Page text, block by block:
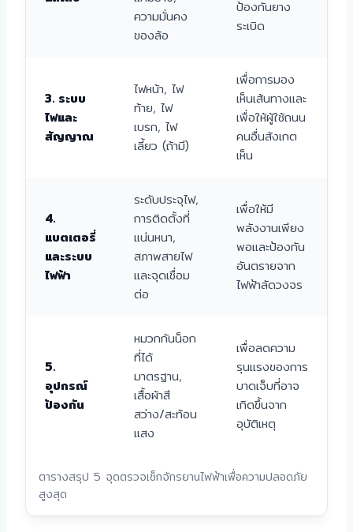
ตารางสรุป 5 จุดตรวจเช็กจักรยานไฟฟ้าเพื่อความปลอดภัย
สูงสุด
ความมั่นคง
ของล้อ
ป้องกันยาง
ระเบิด
3. ระบบ
ไฟและ
สัญญาณ
ไฟหน้า, ไฟ
ท้าย, ไฟ
เบรก, ไฟ
เลี้ยว (ถ้ามี)
เพื่อการมอง
เห็นเส้นทางและ
เพื่อให้ผู้ใช้ถนน
คนอื่นสังเกต
เห็น
4.
แบตเตอรี่
และระบบ
ไฟฟ้า
ระดับประจุไฟ,
การติดตั้งที่
แน่นหนา,
สภาพสายไฟ
และจุดเชื่อม
ต่อ
เพื่อให้มี
พลังงานเพียง
พอและป้องกัน
อันตรายจาก
ไฟฟ้าลัดวงจร
5.
อุปกรณ์
ป้องกัน
หมวกกันน็อก
ที่ได้
มาตรฐาน,
เสื้อผ้าสี
สว่าง/สะท้อน
แสง
เพื่อลดความ
รุนแรงของการ
บาดเจ็บที่อาจ
เกิดขึ้นจาก
อุบัติเหตุ